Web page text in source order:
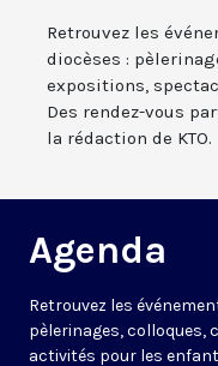
Retrouvez les
diocèses :
expositions,
Des rendez-vous
la rédaction de KTO.
Agenda
Retrouvez les
pèlerinages, colloques,
activités pour les